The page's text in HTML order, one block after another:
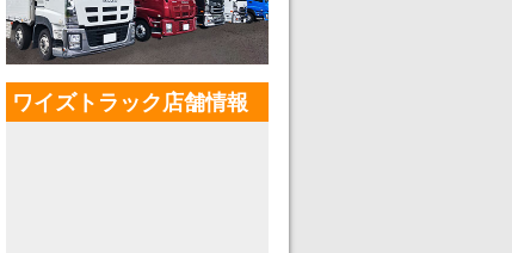
ワイズトラック店舗情報